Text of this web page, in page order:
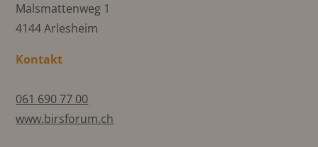
Malsmattenweg 1
4144 Arlesheim
Kontakt
061 690 77 00
www.birsforum.ch